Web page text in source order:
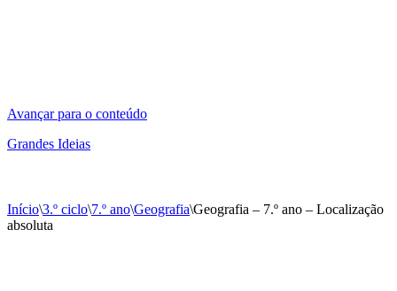
Avançar para o conteúdo
Grandes Ideias
Início\3.º ciclo\7.º ano\Geografia\Geografia – 7.º ano – Localização
absoluta